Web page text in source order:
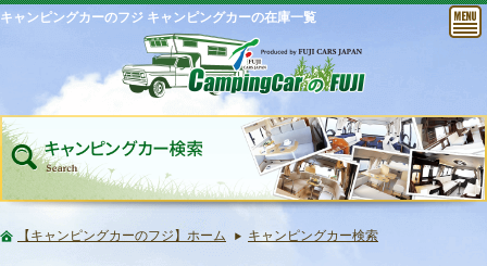
キャンピングカーのフジ キャンピングカーの在庫一覧
【キャンピングカーのフジ】ホーム キャンピングカー検索